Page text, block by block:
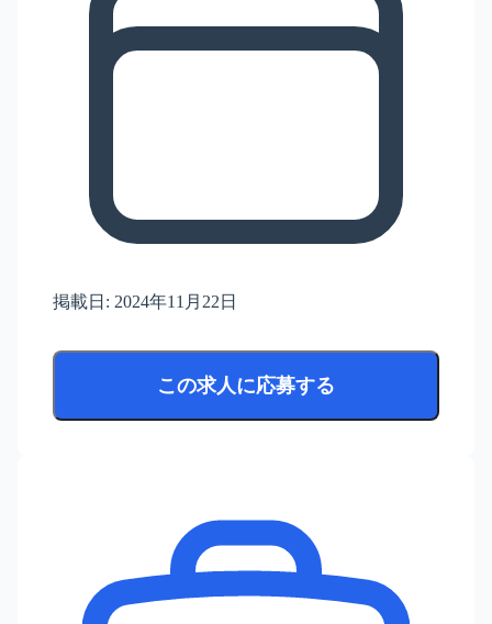
掲載日: 2024年11月22日
この求人に応募する